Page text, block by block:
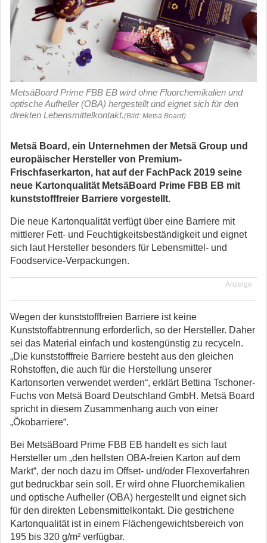
MetsäBoard Prime FBB EB wird ohne Fluorchemikalien und
optische Aufheller (OBA) hergestellt und eignet sich für den
direkten Lebensmittelkontakt.(Bild: Metsä Board)
Metsä Board, ein Unternehmen der Metsä Group und
europäischer Hersteller von Premium-
Frischfaserkarton, hat auf der FachPack 2019 seine
neue Kartonqualität MetsäBoard Prime FBB EB mit
kunststofffreier Barriere vorgestellt.
Die neue Kartonqualität verfügt über eine Barriere mit
mittlerer Fett- und Feuchtigkeitsbeständigkeit und eignet
sich laut Hersteller besonders für Lebensmittel- und
Foodservice-Verpackungen.
Anzeige
Wegen der kunststofffreien Barriere ist keine
Kunststoffabtrennung erforderlich, so der Hersteller. Daher
sei das Material einfach und kostengünstig zu recyceln.
„Die kunststofffreie Barriere besteht aus den gleichen
Rohstoffen, die auch für die Herstellung unserer
Kartonsorten verwendet werden“, erklärt Bettina Tschoner-
Fuchs von Metsä Board Deutschland GmbH. Metsä Board
spricht in diesem Zusammenhang auch von einer
„Ökobarriere“.
Bei MetsäBoard Prime FBB EB handelt es sich laut
Hersteller um „den hellsten OBA-freien Karton auf dem
Markt“, der noch dazu im Offset- und/oder Flexoverfahren
gut bedruckbar sein soll. Er wird ohne Fluorchemikalien
und optische Aufheller (OBA) hergestellt und eignet sich
für den direkten Lebensmittelkontakt. Die gestrichene
Kartonqualität ist in einem Flächengewichtsbereich von
195 bis 320 g/m² verfügbar.